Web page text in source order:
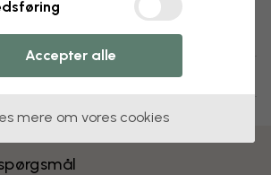
Accepter alle
mere om vores cookies